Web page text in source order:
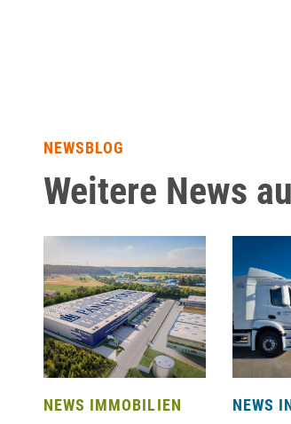
NEWSBLOG
Weitere News
NEWS IMMOBILIEN NEWS